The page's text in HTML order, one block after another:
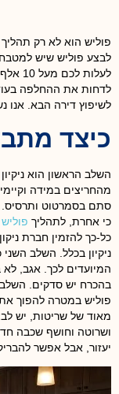
פוליש הוא לא רק
לבצע פוליש שיש
לדחות את ההחלפה
לשיפוץ דירה הבא. אנו
כיצד
השלב הראשון הוא
מהחריצים במידה
סתם בסמרטוט ותרסיס.
כי אחרת, לתהליך
כל-כך להזמין חברת
ניקיון בכלל. השלב
המיועדים לכך. אגב,
בהכרח יש סדקים.
פוליש במטרה להפוך
מאוד של שריטות, יש
ושרוטה וחושף שכבה
יעזור, אבל אפשר